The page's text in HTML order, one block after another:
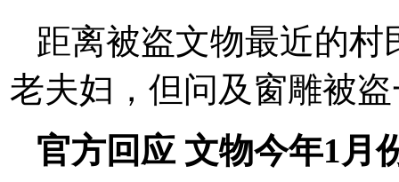
距离被盗文物最近的
老夫妇，但问及窗雕被
官方回应 文物今年1月